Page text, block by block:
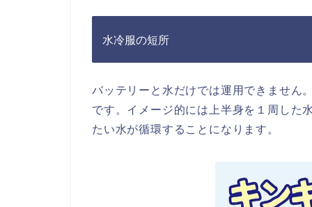
水冷服の短所
バッテリーと水だけでは運用できません
です。イメージ的には上半身を１周した
たい水が循環することになります。